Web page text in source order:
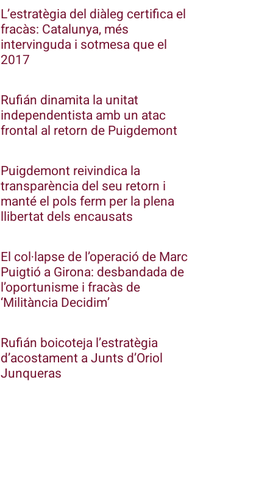
L’estratègia del diàleg certifica el
fracàs: Catalunya, més
intervinguda i sotmesa que el
2017
Rufián dinamita la unitat
independentista amb un atac
frontal al retorn de Puigdemont
Puigdemont reivindica la
transparència del seu retorn i
manté el pols ferm per la plena
llibertat dels encausats
El col·lapse de l’operació de Marc
Puigtió a Girona: desbandada de
l’oportunisme i fracàs de
‘Militància Decidim’
Rufián boicoteja l’estratègia
d’acostament a Junts d’Oriol
Junqueras